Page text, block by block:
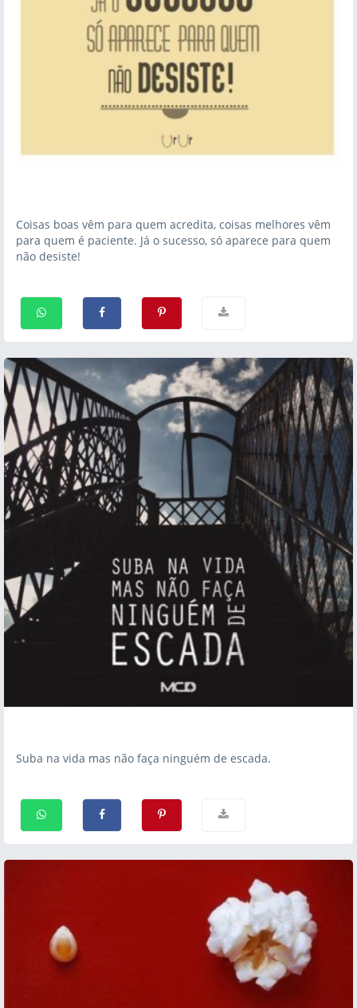
Coisas boas vêm para quem acredita, coisas melhores vêm
para quem é paciente. Já o sucesso, só aparece para quem
não desiste!
Suba na vida mas não faça ninguém de escada.